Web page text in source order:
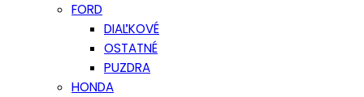
FORD
DIAĽKOVÉ
OSTATNÉ
PUZDRA
HONDA